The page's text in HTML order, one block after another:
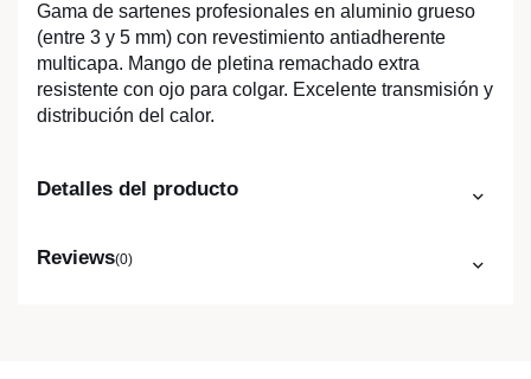
Gama de sartenes profesionales en aluminio grueso
(entre 3 y 5 mm) con revestimiento antiadherente
multicapa. Mango de pletina remachado extra
resistente con ojo para colgar. Excelente transmisión y
distribución del calor.
Detalles del producto
Reviews(0)